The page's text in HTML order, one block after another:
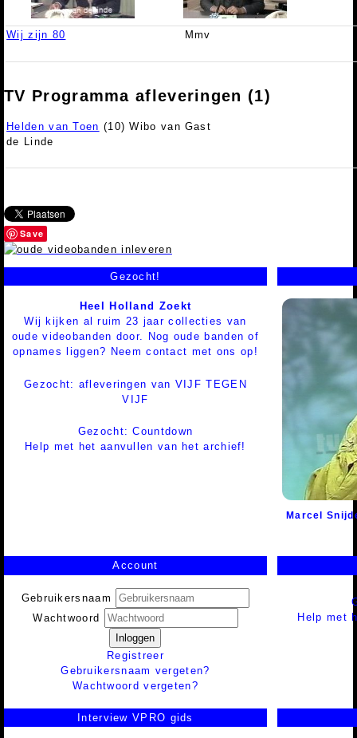
Wij zijn 80 Mmv
TV Programma afleveringen (1)
Helden van Toen (10) Wibo van
de Linde
Gast
Save
Gezocht!
Heel Holland Zoekt
Wij kijken al ruim 23 jaar collecties van
oude videobanden door. Nog oude banden of
opnames liggen? Neem contact met ons op!
Gezocht: afleveringen van VIJF TEGEN
VIJF
Gezocht: Countdown
Help met het aanvullen van het archief!
Marcel
Account
Gebruikersnaam
Wachtwoord
Inloggen
Registreer
Gebruikersnaam vergeten?
Wachtwoord vergeten?
Help met
Interview VPRO gids